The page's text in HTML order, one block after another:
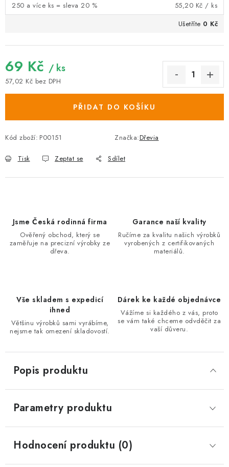
250 a více ks = sleva 20 %
55,20 Kč / ks
Ušetříte 0 Kč
69 Kč / ks
57,02 Kč bez DPH
PŘIDAT DO KOŠÍKU
Kód zboží: P00151 Značka:Dřevia
Tisk Zeptat se Sdílet
Jsme Česká rodinná firma
Ověřený obchod, který se
zaměřuje na precizní výrobky ze
dřeva.
Garance naší kvality
Ručíme za kvalitu našich výrobků
vyrobených z certifikovaných
materiálů.
Vše skladem s expedicí
ihned
Většinu výrobků sami vyrábíme,
nejsme tak omezení skladovostí.
Dárek ke každé objednávce
Vážíme si každého z vás, proto
se vám také chceme odvděčit za
vaší důveru.
Popis produktu
Parametry produktu
Hodnocení produktu (0)